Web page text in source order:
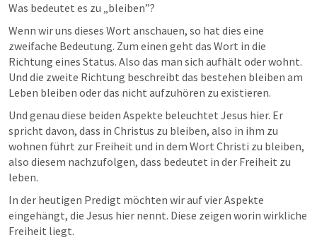
Was bedeutet es zu „bleiben”?
Wenn wir uns dieses Wort anschauen, so hat dies eine
zweifache Bedeutung. Zum einen geht das Wort in die
Richtung eines Status. Also das man sich aufhält oder wohnt.
Und die zweite Richtung beschreibt das bestehen bleiben am
Leben bleiben oder das nicht aufzuhören zu existieren.
Und genau diese beiden Aspekte beleuchtet Jesus hier. Er
spricht davon, dass in Christus zu bleiben, also in ihm zu
wohnen führt zur Freiheit und in dem Wort Christi zu bleiben,
also diesem nachzufolgen, dass bedeutet in der Freiheit zu
leben.
In der heutigen Predigt möchten wir auf vier Aspekte
eingehängt, die Jesus hier nennt. Diese zeigen worin wirkliche
Freiheit liegt.